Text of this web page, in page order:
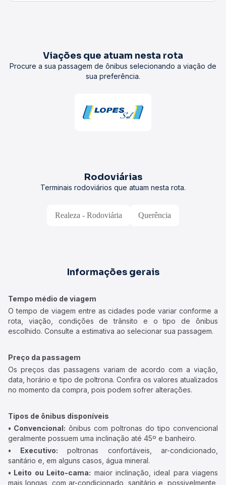
Viações que atuam nesta rota
Procure a sua passagem de ônibus selecionando a viação de
sua preferência.
Rodoviárias
Terminais rodoviários que atuam nesta rota.
Realeza - Rodoviária Querência
Informações gerais
Tempo médio de viagem
O tempo de viagem entre as cidades pode variar conforme a
rota, viação, condições de trânsito e o tipo de ônibus
escolhido. Consulte a estimativa ao selecionar sua passagem.
Preço da passagem
Os preços das passagens variam de acordo com a viação,
data, horário e tipo de poltrona. Confira os valores atualizados
no momento da compra, pois podem sofrer alterações.
Tipos de ônibus disponíveis
• Convencional: ônibus com poltronas do tipo convencional
geralmente possuem uma inclinação até 45º e banheiro.
• Executivo: poltronas confortáveis, ar-condicionado,
sanitário e, em alguns casos, água mineral.
• Leito ou Leito-cama: maior inclinação, ideal para viagens
mais longas, com ar-condicionado, sanitário e, possivelmente,